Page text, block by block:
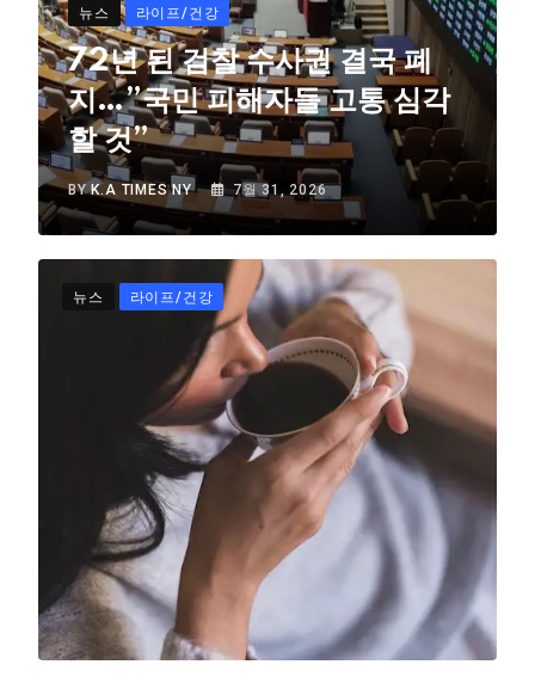
뉴스 라이프/건강
72년 된 검찰 수사권 결국 폐
지…”국민 피해자들 고통 심각
할 것”
BYK.A TIMES NY 7월 31, 2026
뉴스 라이프/건강